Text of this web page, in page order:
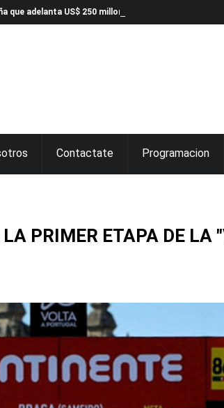
que adelanta US$ 250 millones para infraestructura
Contactate Programacion
PRIMER ETAPA DE LA